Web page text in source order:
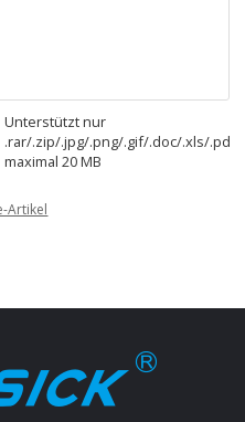
Unterstützt nur
.rar/.zip/.jpg/.png/.gif/.doc/.xls/.pdf,
maximal 20 MB
Artikel